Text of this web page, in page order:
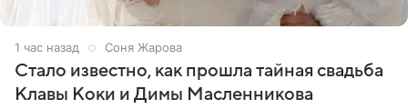
1 час назад Соня Жарова
Стало известно, как прошла тайная свадьба
Клавы Коки и Димы Масленникова